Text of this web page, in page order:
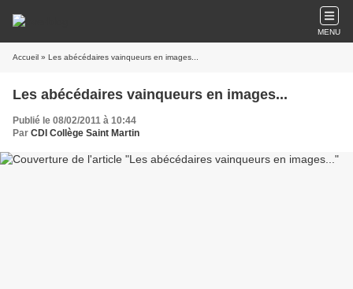
MENU
Accueil » Les abécédaires vainqueurs en images...
Les abécédaires vainqueurs en images...
Publié le 08/02/2011 à 10:44
Par CDI Collège Saint Martin